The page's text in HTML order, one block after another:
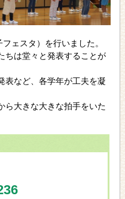
ェスタ）を行いました。
ちは堂々と発表することが
表など、各学年が工夫を凝
ら大きな大きな拍手をいた